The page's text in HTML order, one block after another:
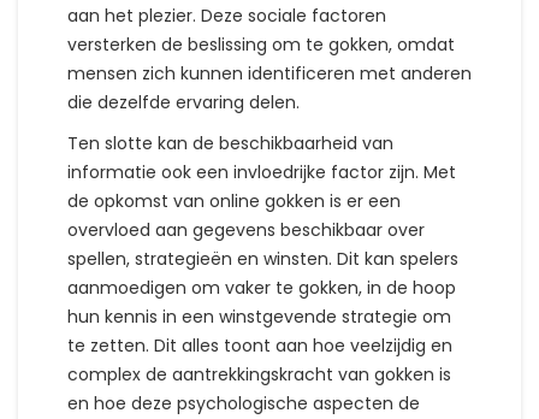
aan het plezier. Deze sociale factoren
versterken de beslissing om te gokken, omdat
mensen zich kunnen identificeren met anderen
die dezelfde ervaring delen.
Ten slotte kan de beschikbaarheid van
informatie ook een invloedrijke factor zijn. Met
de opkomst van online gokken is er een
overvloed aan gegevens beschikbaar over
spellen, strategieën en winsten. Dit kan spelers
aanmoedigen om vaker te gokken, in de hoop
hun kennis in een winstgevende strategie om
te zetten. Dit alles toont aan hoe veelzijdig en
complex de aantrekkingskracht van gokken is
en hoe deze psychologische aspecten de